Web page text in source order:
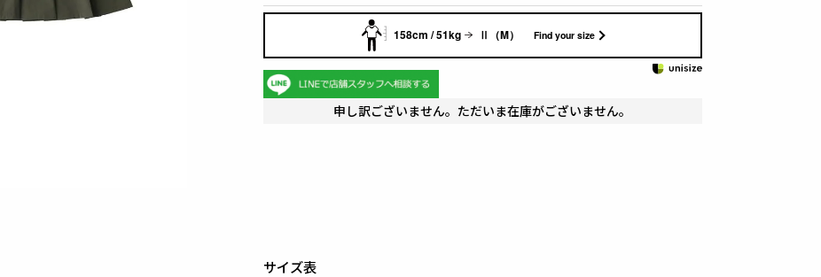
158cm / 51kg Ⅱ（M） Find your size
申し訳ございません。ただいま在庫がございません。
サイズ表